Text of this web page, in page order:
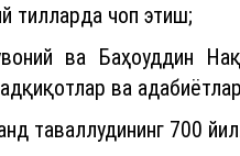
тилларда чоп этиш;
ва Баҳоуддин
ва
таваллудининг 700